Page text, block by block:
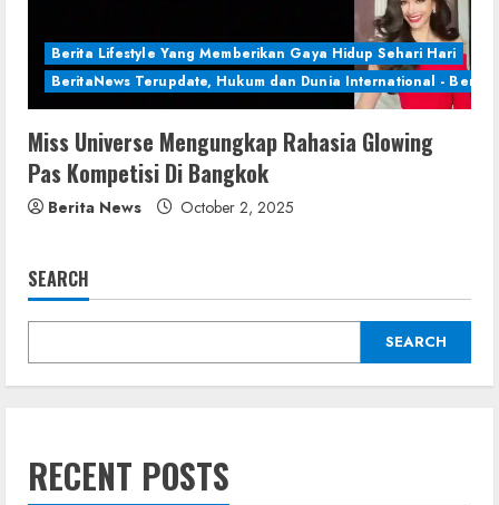
Berita Lifestyle Yang Memberikan Gaya Hidup Sehari Hari
BeritaNews Terupdate, Hukum dan Dunia International - Berita
Miss Universe Mengungkap Rahasia Glowing
Pas Kompetisi Di Bangkok
Berita News October 2, 2025
SEARCH
SEARCH
RECENT POSTS